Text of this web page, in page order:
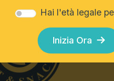
Hai l'età legale
Inizia Ora